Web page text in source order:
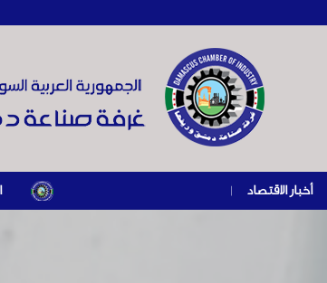
أخبار الاقتصاد | المرسوم الرئاسي رقم /69/ لعام 2026 ..